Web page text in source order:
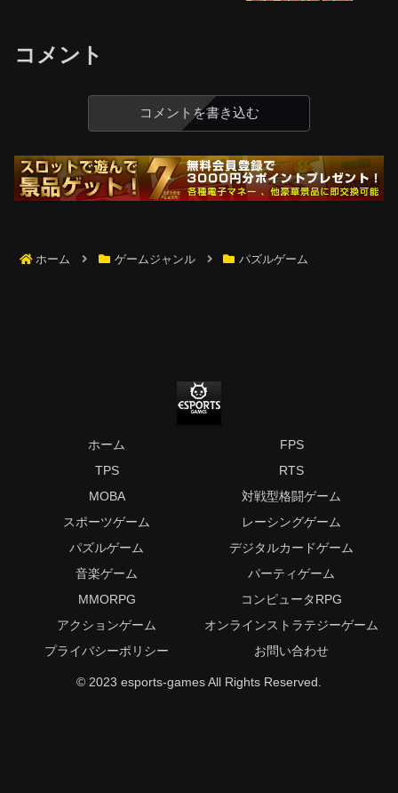
コメント
コメントを書き込む
ホーム ゲームジャンル パズルゲーム
ホーム
FPS
TPS
RTS
MOBA
対戦型格闘ゲーム
スポーツゲーム
レーシングゲーム
パズルゲーム
デジタルカードゲーム
音楽ゲーム
パーティゲーム
MMORPG
コンピュータRPG
アクションゲーム
オンラインストラテジーゲーム
プライバシーポリシー
お問い合わせ
© 2023 esports-games All Rights Reserved.